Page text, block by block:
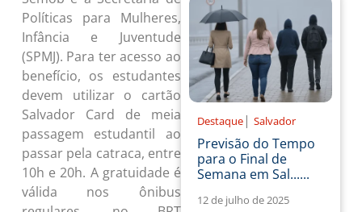
Políticas para Mulheres,
Infância e Juventude
(SPMJ). Para ter acesso ao
benefício, os estudantes
devem utilizar o cartão
Salvador Card de meia
passagem estudantil ao
passar pela catraca, entre
10h e 20h. A gratuidade é
válida nos ônibus
Destaque | Salvador
Previsão do Tempo
para o Final de
Semana em Sal......
12 de julho de 2025